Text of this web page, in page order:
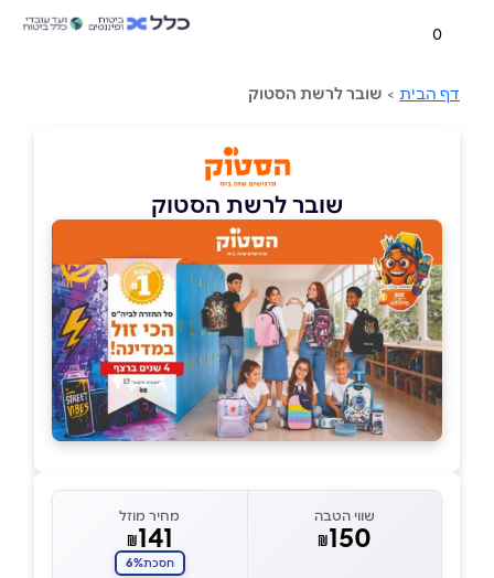
0
דף הבית > שובר לרשת הסטוק
שובר לרשת הסטוק
שווי הטבה
₪150
מחיר מוזל
₪141
חסכת6%